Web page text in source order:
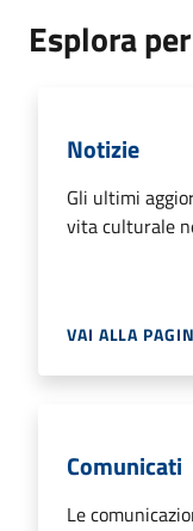
Esplora
Notizie
Gli ultimi
vita culturale
VAI ALLA
Comunicati
Le